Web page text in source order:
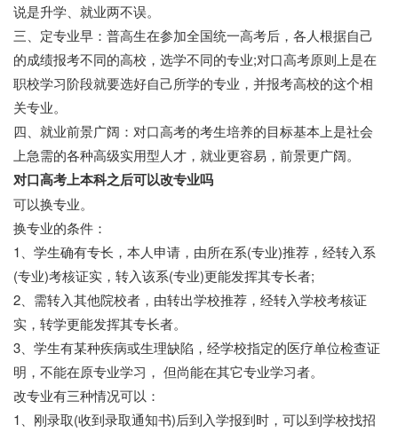
说是升学、就业两不误。
三、定专业早：普高生在参加全国统一高考后，各人根据自己
的成绩报考不同的高校，选学不同的专业;对口高考原则上是在
职校学习阶段就要选好自己所学的专业，并报考高校的这个相
关专业。
四、就业前景广阔：对口高考的考生培养的目标基本上是社会
上急需的各种高级实用型人才，就业更容易，前景更广阔。
对口高考上本科之后可以改专业吗
可以换专业。
换专业的条件：
1、学生确有专长，本人申请，由所在系(专业)推荐，经转入系
(专业)考核证实，转入该系(专业)更能发挥其专长者;
2、需转入其他院校者，由转出学校推荐，经转入学校考核证
实，转学更能发挥其专长者。
3、学生有某种疾病或生理缺陷，经学校指定的医疗单位检查证
明，不能在原专业学习， 但尚能在其它专业学习者。
改专业有三种情况可以：
1、刚录取(收到录取通知书)后到入学报到时，可以到学校找招